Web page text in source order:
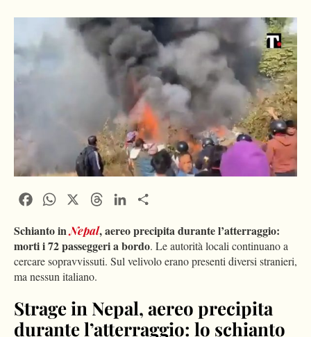
FacebookWhatsApp ThreadsLinkedIn
Schianto inNepal, aereo precipita durante l’atterraggio:
morti i 72 passeggeri a bordo. Le autorità locali continuano a
cercare sopravvissuti. Sul velivolo erano presenti diversi stranieri,
ma nessun italiano.
Strage in Nepal, aereo precipita
durante l’atterraggio: lo schianto